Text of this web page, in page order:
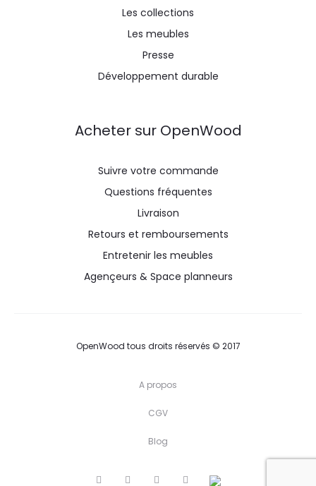
Les collections
Les meubles
Presse
Développement durable
Acheter sur OpenWood
Suivre votre commande
Questions fréquentes
Livraison
Retours et remboursements
Entretenir les meubles
Agençeurs & Space planneurs
OpenWood tous droits réservés © 2017
A propos
CGV
Blog